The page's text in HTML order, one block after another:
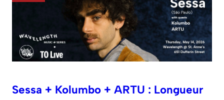
Sessa + Kolumbo + ARTU : Longueur